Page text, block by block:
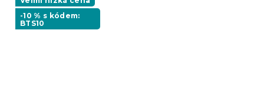
-10 % s kódem:
BTS10